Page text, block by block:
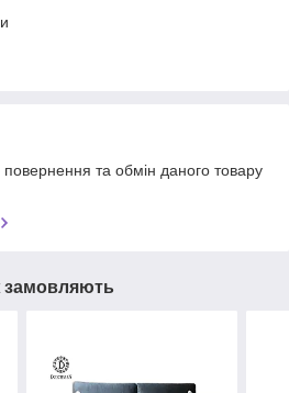
та обмін даного товару
замовляють